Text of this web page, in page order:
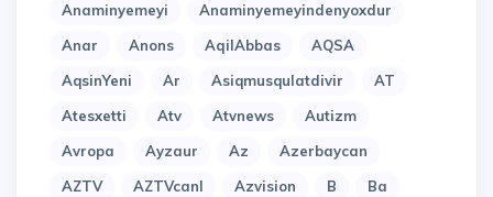
Anaminyemeyi
Anaminyemeyindenyoxdur
Anar
Anons AqilAbbas
AQSA
AqsinYeni
Ar Asiqmusqulatdivir
AT
Atesxetti
Atv Atvnews
Autizm
Avropa
Ayzaur Az
Azerbaycan
AZTV
AZTVcanl Azvision B
Ba